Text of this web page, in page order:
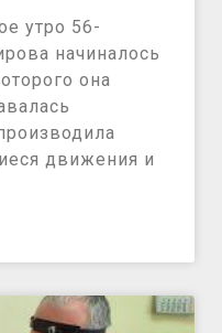
утро 56-
начиналось
она
движения и